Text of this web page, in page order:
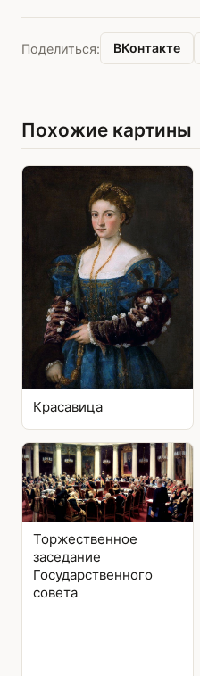
Поделиться: ВКонтакте
Похожие картины
Красавица
Торжественное
заседание
Государственного
совета